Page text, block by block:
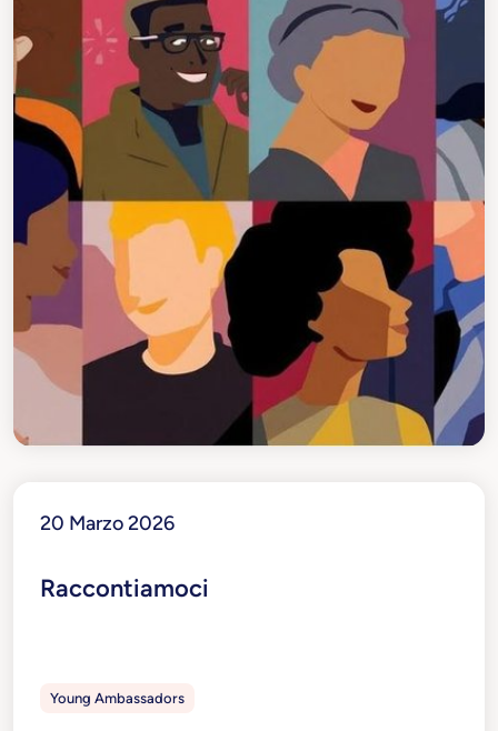
20 Marzo 2026
Raccontiamoci
Young Ambassadors